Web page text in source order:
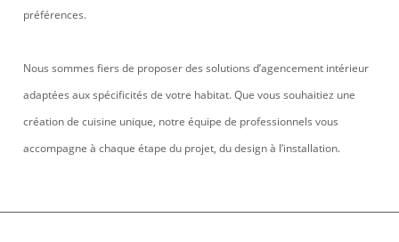
préférences.
Nous sommes fiers de proposer des solutions d’agencement intérieur
adaptées aux spécificités de votre habitat. Que vous souhaitiez une
création de cuisine unique, notre équipe de professionnels vous
accompagne à chaque étape du projet, du design à l’installation.